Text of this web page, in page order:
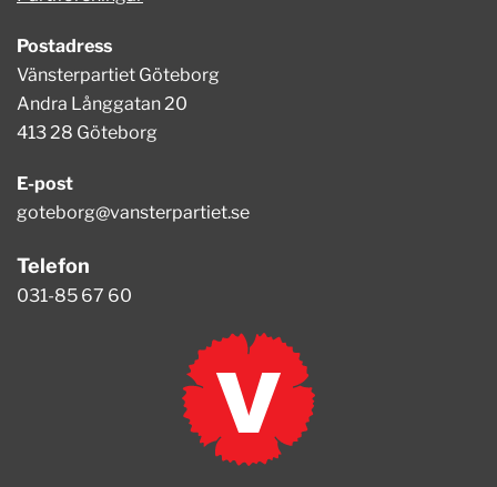
Postadress
Vänsterpartiet Göteborg
Andra Långgatan 20
413 28 Göteborg
E-post
goteborg@vansterpartiet.se
Telefon
031-85 67 60